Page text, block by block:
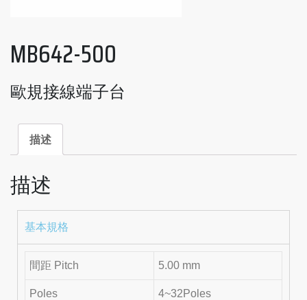
MB642-500
歐規接線端子台
描述
描述
基本規格
間距 Pitch 5.00 mm
Poles 4~32Poles